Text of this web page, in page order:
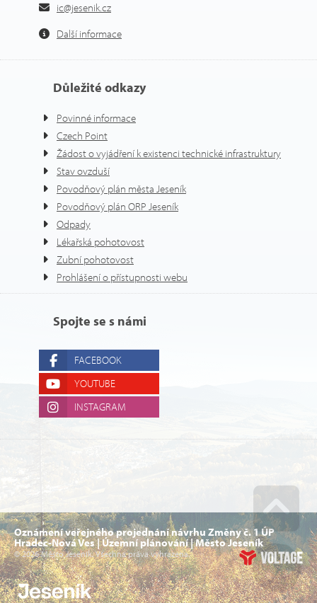
ic@jesenik.cz
Další informace
Důležité odkazy
Povinné informace
Czech Point
Žádost o vyjádření k existenci technické infrastruktury
Stav ovzduší
Povodňový plán města Jeseník
Povodňový plán ORP Jeseník
Odpady
Lékařská pohotovost
Zubní pohotovost
Prohlášení o přístupnosti webu
Spojte se s námi
FACEBOOK
YOUTUBE
INSTAGRAM
Oznámení veřejného projednání návrhu Změny č. 1 ÚP
Hradec-Nová Ves | Územní plánování | Město Jeseník
© 2026 Město Jeseník. Všechna práva vyhrazena.
Go